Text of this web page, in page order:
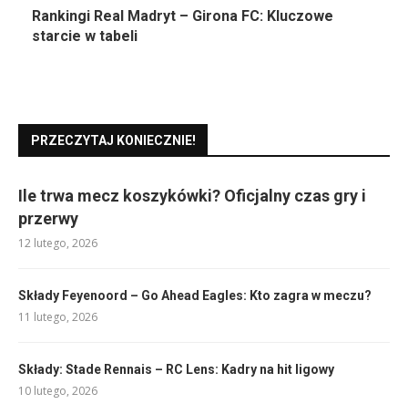
Rankingi Real Madryt – Girona FC: Kluczowe
starcie w tabeli
PRZECZYTAJ KONIECZNIE!
Ile trwa mecz koszykówki? Oficjalny czas gry i
przerwy
12 lutego, 2026
Składy Feyenoord – Go Ahead Eagles: Kto zagra w meczu?
11 lutego, 2026
Składy: Stade Rennais – RC Lens: Kadry na hit ligowy
10 lutego, 2026